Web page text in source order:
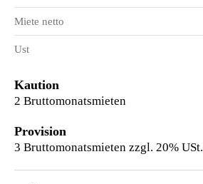
Miete netto
Ust
Kaution
2 Bruttomonatsmieten
Provision
3 Bruttomonatsmieten zzgl. 20% USt.